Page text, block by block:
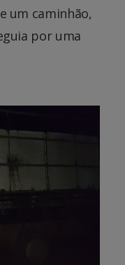
um caminhão,
por uma